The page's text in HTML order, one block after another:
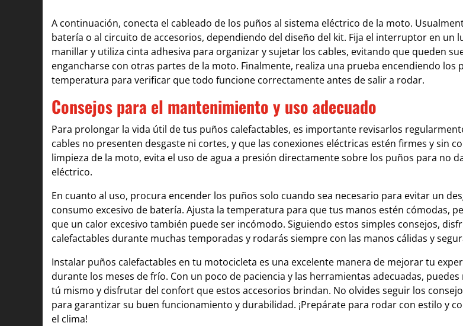
A continuación, conecta el cableado de los puños al sistema eléctrico de la moto.
batería o al circuito de accesorios, dependiendo del diseño del kit. Fija el interruptor en un
manillar y utiliza cinta adhesiva para organizar y sujetar los cables, evitando que queden
engancharse con otras partes de la moto. Finalmente, realiza una prueba encendiendo los
temperatura para verificar que todo funcione correctamente antes de salir a rodar.
Consejos para el mantenimiento y uso adecuado
Para prolongar la vida útil de tus puños calefactables, es importante revisarlos
cables no presenten desgaste ni cortes, y que las conexiones eléctricas estén firmes y sin
limpieza de la moto, evita el uso de agua a presión directamente sobre los puños para no
eléctrico.
En cuanto al uso, procura encender los puños solo cuando sea necesario para evitar un
consumo excesivo de batería. Ajusta la temperatura para que tus manos estén cómodas,
que un calor excesivo también puede ser incómodo. Siguiendo estos simples consejos,
calefactables durante muchas temporadas y rodarás siempre con las manos cálidas y
Instalar puños calefactables en tu motocicleta es una excelente manera de mejorar tu
durante los meses de frío. Con un poco de paciencia y las herramientas adecuadas,
tú mismo y disfrutar del confort que estos accesorios brindan. No olvides seguir los
para garantizar su buen funcionamiento y durabilidad. ¡Prepárate para rodar con estilo y
el clima!